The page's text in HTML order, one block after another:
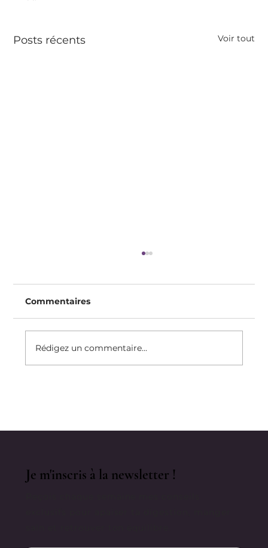
Posts récents Voir tout
Commentaires
Rédigez un commentaire...
Je m'inscris à la newsletter !